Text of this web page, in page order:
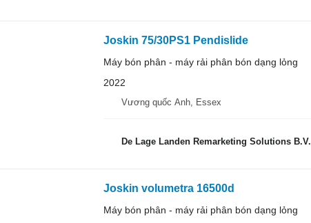
Joskin 75/30PS1 Pendislide
Máy bón phân - máy rải phân bón dạng lỏng
2022
Vương quốc Anh, Essex
De Lage Landen Remarketing Solutions B.V.
Joskin volumetra 16500d
Máy bón phân - máy rải phân bón dạng lỏng